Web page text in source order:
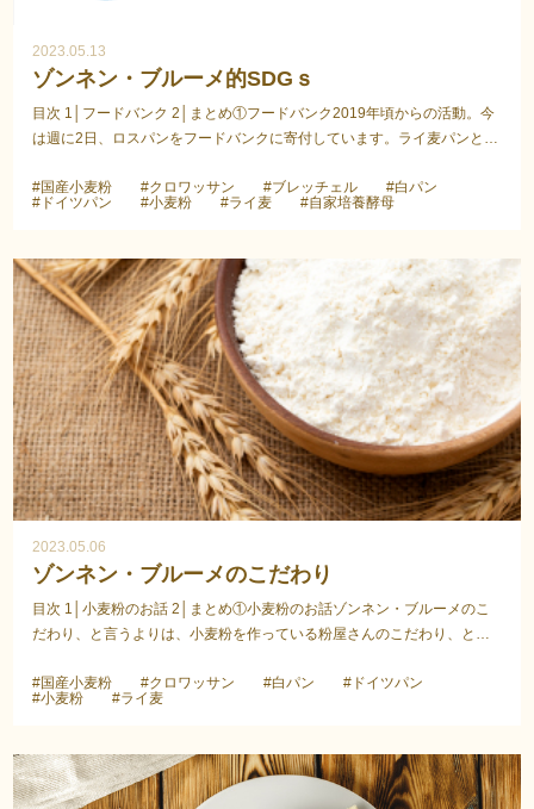
2023.05.13
ゾンネン・ブルーメ的SDGｓ
目次 1│フードバンク 2│まとめ①フードバンク2019年頃からの活動。今
は週に2日、ロスパンをフードバンクに寄付しています。ライ麦パンと言
#国産小麦粉
#クロワッサン #ブレッチェル
#白パン
#ドイツパン
#小麦粉 #ライ麦 #自家培養酵母
2023.05.06
ゾンネン・ブルーメのこだわり
目次 1│小麦粉のお話 2│まとめ①小麦粉のお話ゾンネン・ブルーメのこ
だわり、と言うよりは、小麦粉を作っている粉屋さんのこだわり、と言
#国産小麦粉
#クロワッサン #白パン
#ドイツパン
#小麦粉
#ライ麦